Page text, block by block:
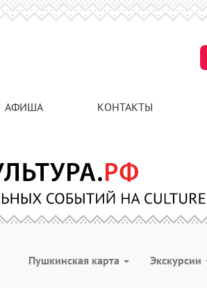
АФИША КОНТАКТЫ
Пушкинская карта Экскурсии